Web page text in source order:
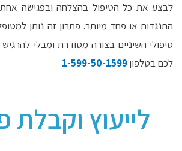
לבצע את כל הטיפול בהצלחה ובפגישה
התנגדות או פחד מיותר. פתרון זה נותן
טיפולי השיניים בצורה מסודרת ומבלי
לכם בטלפון1-599-50-1599
לייעוץ וקבלת